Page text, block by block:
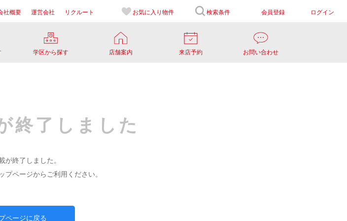
社概要 運営会社 リクルート お気に入り 物件 検索条件 会員登録 ログイン
学区から探す 店舗案内 来店予約 お問い合わせ
終了しました
が終了しました。
プページからご利用ください。
ページに戻る